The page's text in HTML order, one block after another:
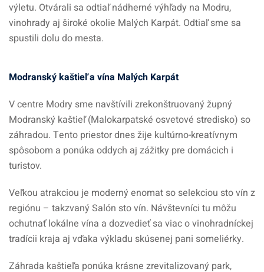
výletu. Otvárali sa odtiaľ nádherné výhľady na Modru,
vinohrady aj široké okolie Malých Karpát. Odtiaľ sme sa
spustili dolu do mesta.
Modranský kaštieľ a vína Malých Karpát
V centre Modry sme navštívili zrekonštruovaný župný
Modranský kaštieľ (Malokarpatské osvetové stredisko) so
záhradou. Tento priestor dnes žije kultúrno-kreatívnym
spôsobom a ponúka oddych aj zážitky pre domácich i
turistov.
Veľkou atrakciou je moderný enomat so selekciou sto vín z
regiónu – takzvaný Salón sto vín. Návštevníci tu môžu
ochutnať lokálne vína a dozvedieť sa viac o vinohradníckej
tradícii kraja aj vďaka výkladu skúsenej pani someliérky.
Záhrada kaštieľa ponúka krásne zrevitalizovaný park,